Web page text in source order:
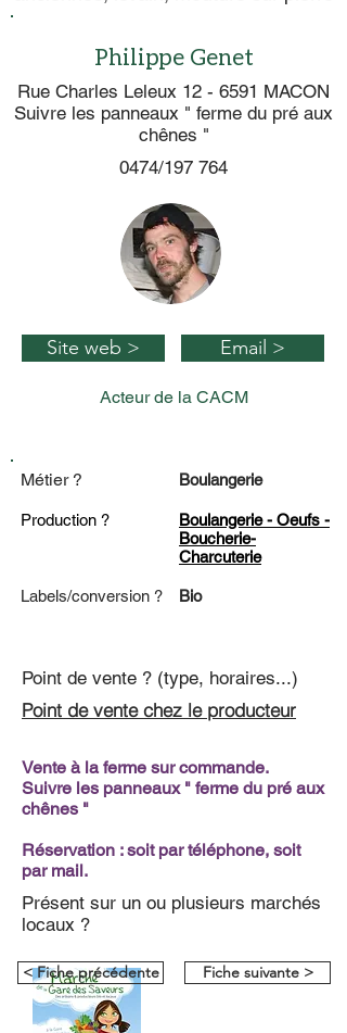
Philippe Genet
Rue Charles Leleux 12 - 6591 MACON
Suivre les panneaux " ferme du pré aux
chênes "
0474/197 764
Site web > Email >
Acteur de la CACM
Métier ? Boulangerie
Production ?
Boulangerie - Oeufs -
Boucherie-
Charcuterie
Labels/conversion ? Bio
Point de vente ? (type, horaires...)
Vente à la ferme sur commande.
Suivre les panneaux " ferme du pré aux
chênes "
Réservation : soit par téléphone, soit
par mail.
Point de vente chez le producteur
Présent sur un ou plusieurs marchés
locaux ?
< Fiche précédente Fiche suivante >